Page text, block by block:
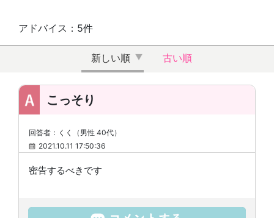
アドバイス：5件
新しい順 古い順
こっそり
回答者：くく（男性 40代）
2021.10.11 17:50:36
密告するべきです